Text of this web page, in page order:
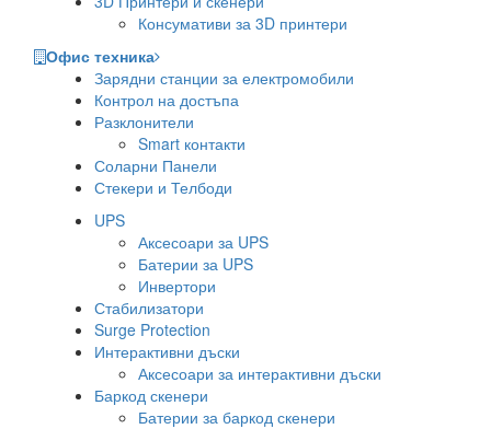
Консумативи за 3D принтери
Офис техника
Зарядни станции за електромобили
Контрол на достъпа
Разклонители
Smart контакти
Соларни Панели
Стекери и Телбоди
UPS
Аксесоари за UPS
Батерии за UPS
Инвертори
Стабилизатори
Surge Protection
Интерактивни дъски
Аксесоари за интерактивни дъски
Баркод скенери
Батерии за баркод скенери